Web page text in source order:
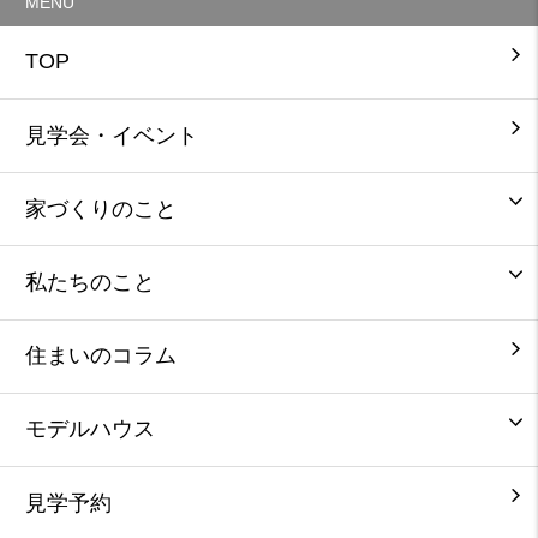
TOP
見学会・イベント
家づくりのこと
私たちのこと
住まいのコラム
モデルハウス
見学予約